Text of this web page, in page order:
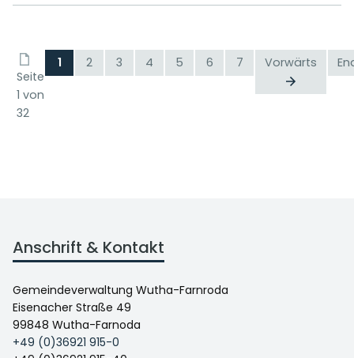
Seite
1 von
32
1 2 3 4 5 6 7 Vorwärts
Anschrift & Kontakt
Gemeindeverwaltung Wutha-Farnroda
Eisenacher Straße 49
99848 Wutha-Farnoda
+49 (0)36921 915-0